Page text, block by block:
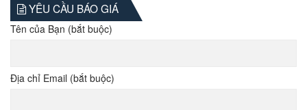
YÊU CẦU BÁO GIÁ
Tên của Bạn (bắt buộc)
Địa chỉ Email (bắt buộc)